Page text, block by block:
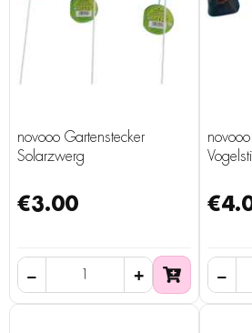
novooo Gartenstecker
Solarzwerg
€3.00